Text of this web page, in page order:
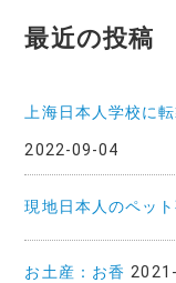
最近の投稿
上海日本人学校に
2022-09-04
現地日本人のペッ
お土産：お香